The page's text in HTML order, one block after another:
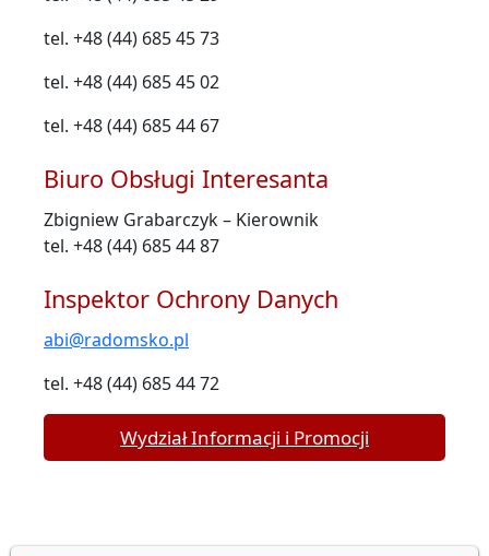
tel. +48 (44) 685 45 73
tel. +48 (44) 685 45 02
tel. +48 (44) 685 44 67
Biuro Obsługi Interesanta
Zbigniew Grabarczyk – Kierownik
tel. +48 (44) 685 44 87
Inspektor Ochrony Danych
abi@radomsko.pl
tel. +48 (44) 685 44 72
Wydział Informacji i Promocji